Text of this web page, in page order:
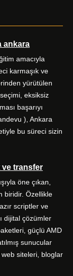
ankara
amacıyla
karmaşık ve
yürütülen
eksiksiz
başarıyı
), Ankara
bu süreci sizin
ve transfer
öne çıkan,
biridir. Özellikle
scriptler ve
dijital çözümler
güçlü AMD
sunucular
siteleri, bloglar